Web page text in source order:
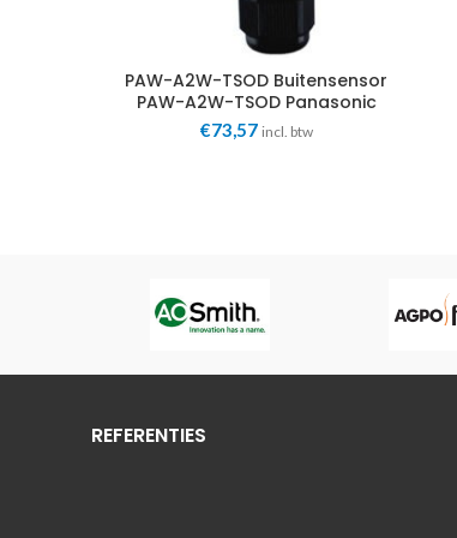
PAW-A2W-TSOD Buitensensor
PAW-A2W-TSOD Panasonic
€73,57 incl. btw
REFERENTIES